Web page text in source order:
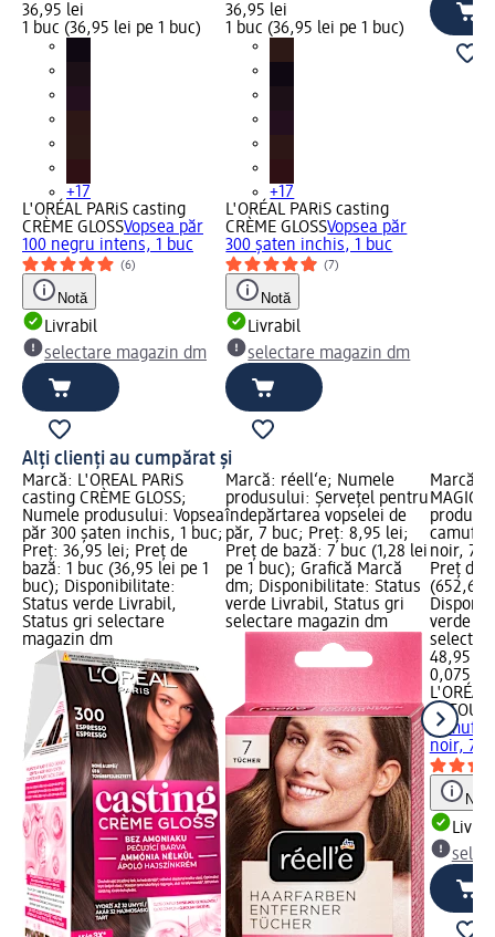
36,95 lei
1 buc (36,95 lei pe 1 buc)
+17
L'ORÉAL PARiS casting
CRÈME GLOSSVopsea păr
100 negru intens, 1 buc
(6)
Notă
Livrabil
selectare magazin dm
36,95 lei
1 buc (36,95 lei pe 1 buc)
+17
L'ORÉAL PARiS casting
CRÈME GLOSSVopsea păr
300 şaten inchis, 1 buc
(7)
Notă
Livrabil
selectare magazin dm
Alți clienți au cumpărat și
Marcă: L'ORÉAL PARiS
casting CRÈME GLOSS;
Numele produsului: Vopsea
păr 300 şaten inchis, 1 buc;
Preț: 36,95 lei; Preț de
bază: 1 buc (36,95 lei pe 1
buc); Disponibilitate:
Status verde Livrabil,
Status gri selectare
magazin dm
Marcă: réell‘e; Numele
produsului: Șervețel pentru
îndepărtarea vopselei de
păr, 7 buc; Preț: 8,95 lei;
Preț de bază: 7 buc (1,28 lei
pe 1 buc); Grafică Marcă
dm; Disponibilitate: Status
verde Livrabil, Status gri
selectare magazin dm
Marcă:
MAGIC
noir, 75
Preț de
(652,67
verde
48,95 lei
0,075 l
noir, 75
Notă